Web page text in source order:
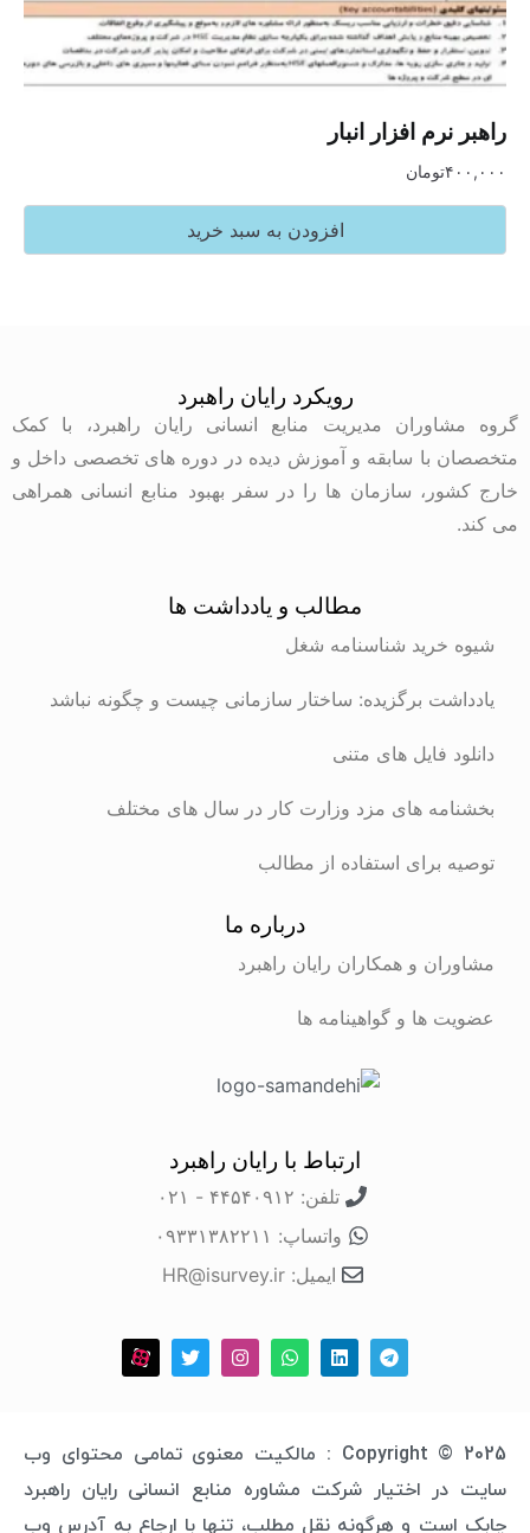
راهبر نرم افزار انبار
۴۰۰,۰۰۰تومان
افزودن به سبد خرید
رویکرد رایان راهبرد
گروه مشاوران مدیریت منابع انسانی رایان راهبرد، با کمک
متخصصان با سابقه و آموزش دیده در دوره های تخصصی داخل و
خارج کشور، سازمان ها را در سفر بهبود منابع انسانی همراهی
می کند.
مطالب و یادداشت ها
شیوه خرید شناسنامه شغل
یادداشت برگزیده: ساختار سازمانی چیست و چگونه نباشد
دانلود فایل های متنی
بخشنامه های مزد وزارت کار در سال های مختلف
توصیه برای استفاده از مطالب
درباره ما
مشاوران و همکاران رایان راهبرد
عضویت ها و گواهینامه ها
ارتباط با رایان راهبرد
تلفن: ۴۴۵۴۰۹۱۲ - ۰۲۱
واتساپ: ۰۹۳۳۱۳۸۲۲۱۱
ایمیل: HR@isurvey.ir
Copyright © 2025 : مالکیت معنوی تمامی محتوای وب
سایت در اختیار شرکت مشاوره منابع انسانی رایان راهبرد
چابک است و هرگونه نقل مطلب، تنها با ارجاع به آدرس وب